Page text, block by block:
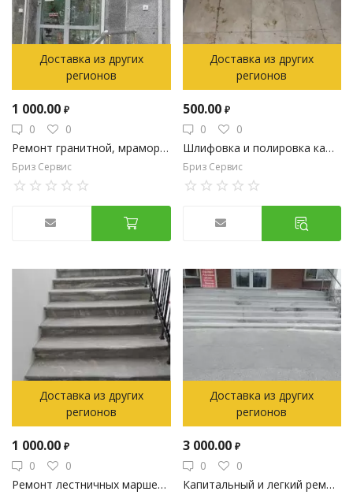
Доставка из других
регионов
1 000.00 ₽
0
0
Ремонт гранитной, мраморной облицовки стен цоколя, парапета
Бриз Сервис
Доставка из других
регионов
500.00 ₽
0
0
Шлифовка и полировка каменных полов и стен.
Бриз Сервис
Доставка из других
регионов
1 000.00 ₽
0
0
Ремонт лестничных маршей, реставрация сколов ступеней
Доставка из других
регионов
3 000.00 ₽
0
0
Капитальный и легкий ремонт крылец. Ступеней, подступенков. Гранит,мрамор и керамогранит.